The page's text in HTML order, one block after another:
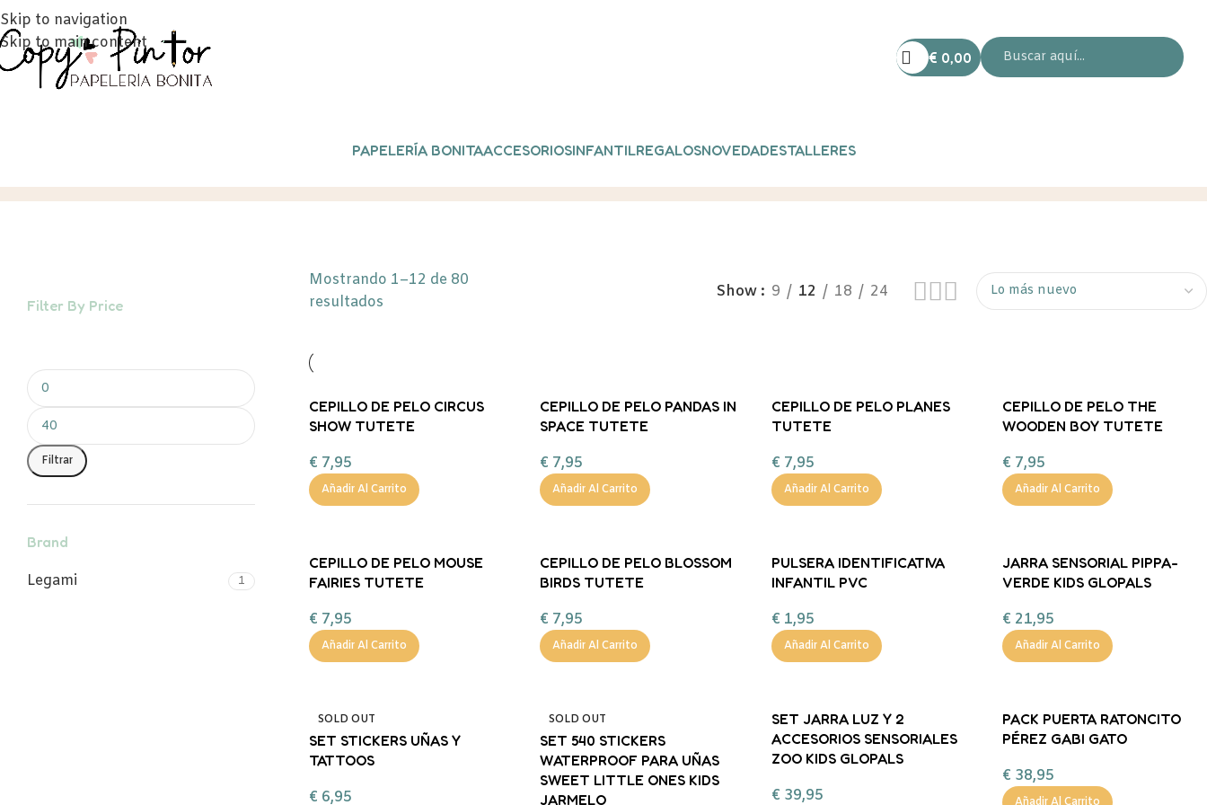
Skip to navigation
Skip to main content
€ 0,00
PAPELERÍA BONITAACCESORIOSINFANTILREGALOSNOVEDADESTALLERES
Filter By Price
Filtrar
Brand
Legami 1
Mostrando 1–12 de 80
resultados
Show 9 12 18 24
CEPILLO DE PELO CIRCUS
SHOW TUTETE
€ 7,95
Añadir Al Carrito
CEPILLO DE PELO PANDAS IN
SPACE TUTETE
€ 7,95
Añadir Al Carrito
CEPILLO DE PELO PLANES
TUTETE
€ 7,95
Añadir Al Carrito
CEPILLO DE PELO THE
WOODEN BOY TUTETE
€ 7,95
Añadir Al Carrito
CEPILLO DE PELO MOUSE
FAIRIES TUTETE
€ 7,95
Añadir Al Carrito
CEPILLO DE PELO BLOSSOM
BIRDS TUTETE
€ 7,95
Añadir Al Carrito
PULSERA IDENTIFICATIVA
INFANTIL PVC
€ 1,95
Añadir Al Carrito
JARRA SENSORIAL PIPPA-
VERDE KIDS GLOPALS
€ 21,95
Añadir Al Carrito
SOLD OUT
SET STICKERS UÑAS Y
TATTOOS
€ 6,95
SOLD OUT
SET 540 STICKERS
WATERPROOF PARA UÑAS
SWEET LITTLE ONES KIDS
JARMELO
SET JARRA LUZ Y 2
ACCESORIOS SENSORIALES
ZOO KIDS GLOPALS
€ 39,95
PACK PUERTA RATONCITO
PÉREZ GABI GATO
€ 38,95